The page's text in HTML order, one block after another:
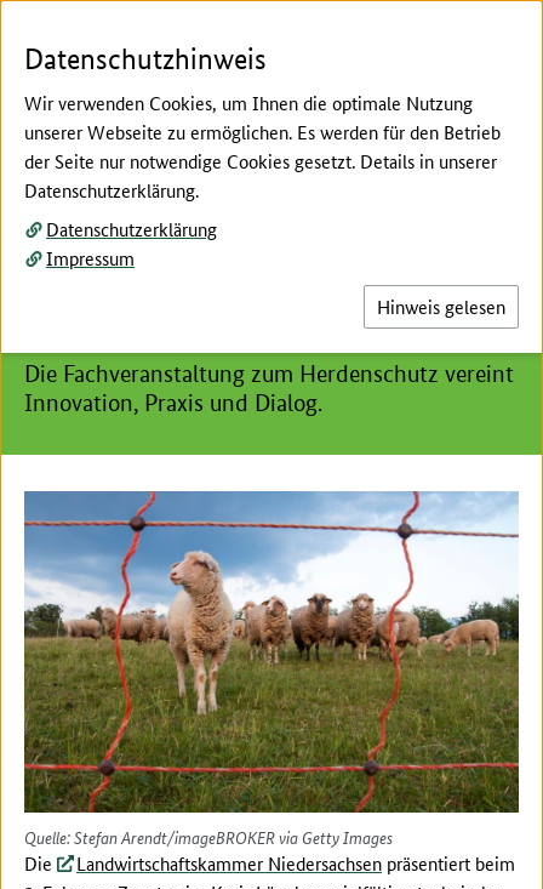
Willkommen beim:
Hier beginnt der Hauptinhalt dieser Seite
Gleich anmelden: 2. Echemer
Zauntag am 4. Juni 2026
Die Fachveranstaltung zum Herdenschutz vereint
Innovation, Praxis und Dialog.
Quelle: Stefan Arendt/imageBROKER via Getty Images
Die Landwirtschaftskammer Niedersachsen präsentiert beim
Datenschutzhinweis
Wir verwenden Cookies, um Ihnen die optimale Nutzung
unserer Webseite zu ermöglichen. Es werden für den Betrieb
der Seite nur notwendige Cookies gesetzt. Details in unserer
Datenschutzerklärung.
Datenschutzerklärung
Impressum
Hinweis gelesen